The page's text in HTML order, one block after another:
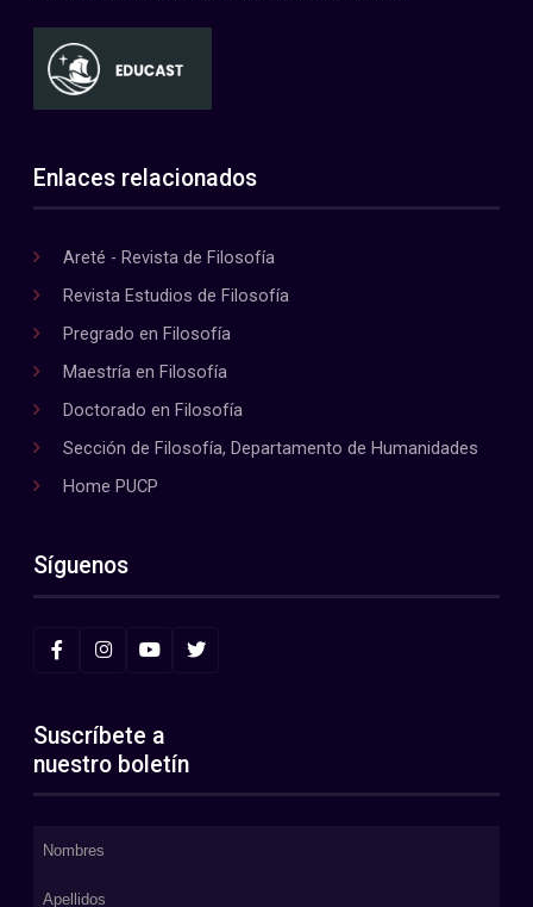
Enlaces relacionados
Areté - Revista de Filosofía
Revista Estudios de Filosofía
Pregrado en Filosofía
Maestría en Filosofía
Doctorado en Filosofía
Sección de Filosofía, Departamento de Humanidades
Home PUCP
Síguenos
Suscríbete a
nuestro boletín